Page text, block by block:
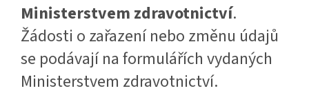
Ministerstvem zdravotnictví.
Žádosti o zařazení nebo změnu údajů
se podávají na formulářích vydaných
Ministerstvem zdravotnictví.